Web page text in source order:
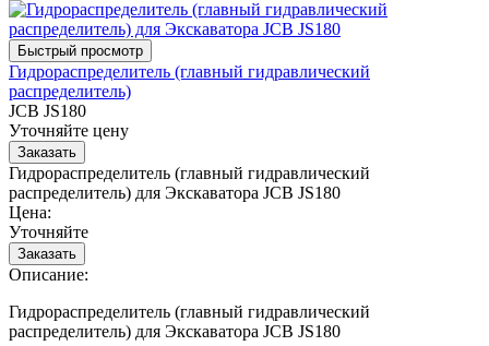
Гидрораспределитель (главный гидравлический
распределитель)
JCB JS180
Уточняйте цену
Гидрораспределитель (главный гидравлический
распределитель) для Экскаватора JCB JS180
Цена:
Уточняйте
Описание:
Гидрораспределитель (главный гидравлический
распределитель) для Экскаватора JCB JS180